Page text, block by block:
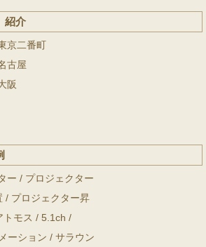
紹介
京二番町
古屋
阪
ー / プロジェクター
/ プロジェクター昇
トモス / 5.1ch /
ーション / サラウン